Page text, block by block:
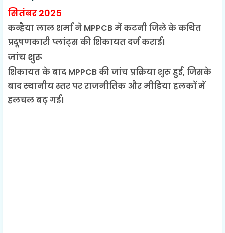
सितंबर 2025
कन्हैया लाल शर्मा ने MPPCB में कटनी जिले के कथित
प्रदूषणकारी प्लांट्स की शिकायत दर्ज कराई।
जांच शुरू
शिकायत के बाद MPPCB की जांच प्रक्रिया शुरू हुई, जिसके
बाद स्थानीय स्तर पर राजनीतिक और मीडिया हलकों में
हलचल बढ़ गई।